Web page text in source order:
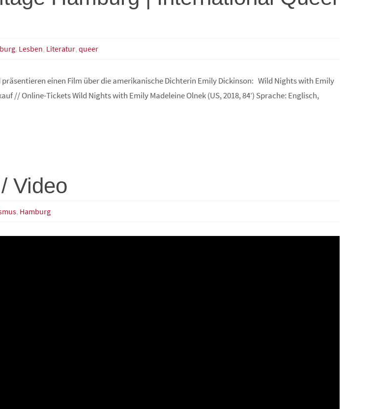
, Lesben, Literatur, queer
präsentieren einen Film über die amerikanische Dichterin Emily Dickinson: Wild Nights with Emily
// Online-Tickets Wild Nights with Emily Madeleine Olnek (US, 2018, 84’) Sprache: Englisch,
Video
, Hamburg